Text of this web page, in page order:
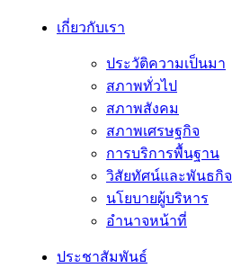
เกี่ยวกับเรา
ประวัติความเป็นมา
สภาพทั่วไป
สภาพสังคม
สภาพเศรษฐกิจ
การบริการพื้นฐาน
วิสัยทัศน์และพันธกิจ
นโยบายผู้บริหาร
อํานาจหน้าที่
ประชาสัมพันธ์